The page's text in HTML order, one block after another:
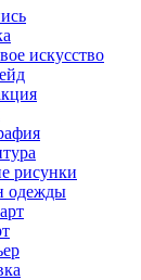
искусство
рисунки
одежды